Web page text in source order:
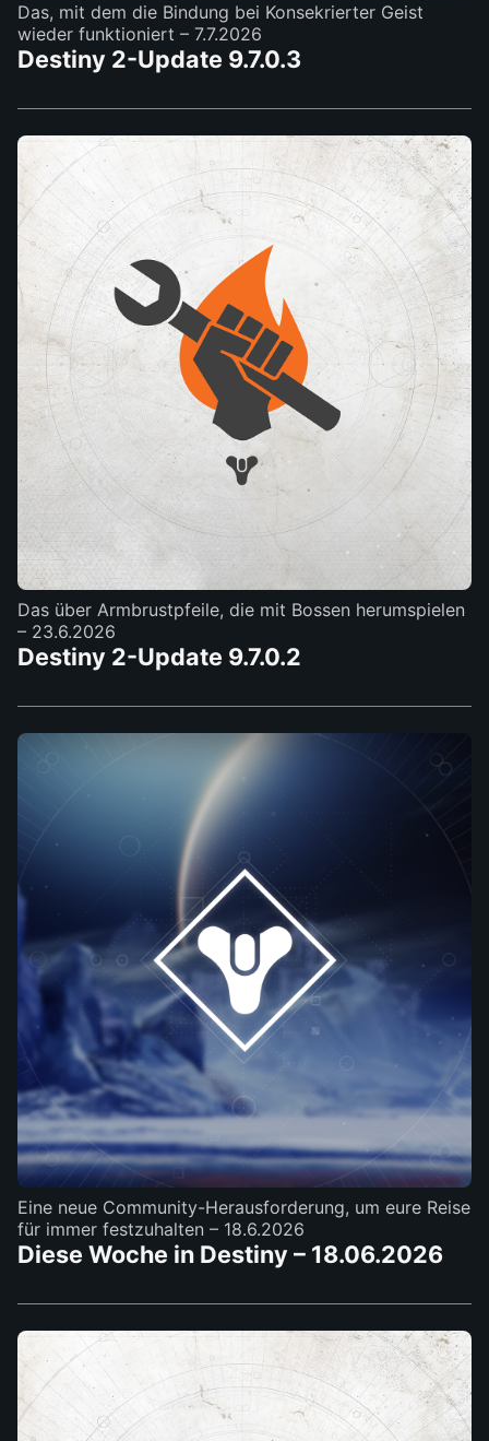
Das, mit dem die Bindung bei Konsekrierter Geist
wieder funktioniert – 7.7.2026
Destiny 2-Update 9.7.0.3
Das über Armbrustpfeile, die mit Bossen herumspielen
– 23.6.2026
Destiny 2-Update 9.7.0.2
Eine neue Community-Herausforderung, um eure Reise
für immer festzuhalten – 18.6.2026
Diese Woche in Destiny – 18.06.2026